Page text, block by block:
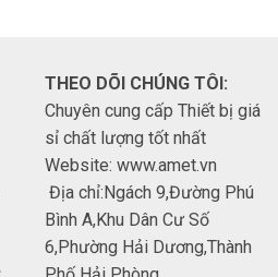
THEO DÕI CHÚNG TÔI:
Chuyên cung cấp Thiết bị giá
sỉ chất lượng tốt nhất
Website: www.amet.vn
Địa chỉ:Ngách 9,Đường Phú
Bình A,Khu Dân Cư Số
6,Phường Hải Dương,Thành